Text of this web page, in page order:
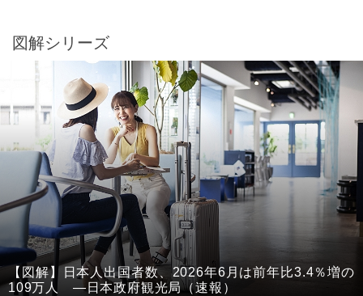
図解シリーズ
【図解】日本人出国者数、2026年6月は前年比3.4％増の
109万人 ―日本政府観光局（速報）